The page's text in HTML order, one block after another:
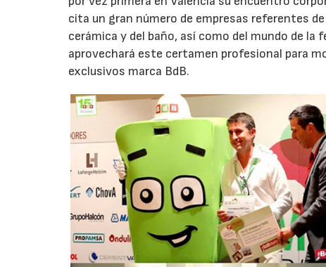
cita un gran número de empresas referentes
cerámica y del baño, así como del mundo de
aprovechará este certamen profesional para
exclusivos marca BdB.